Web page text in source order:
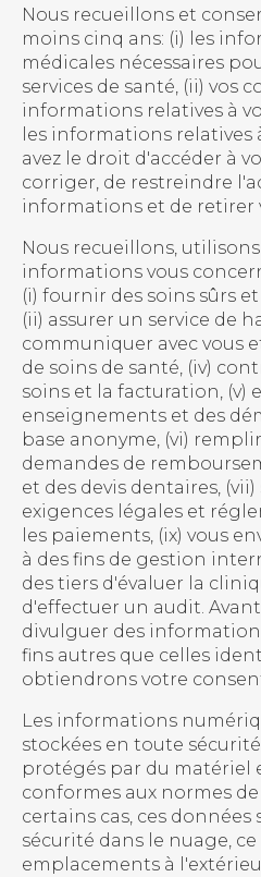
Nous recueillons et
moins cinq ans: (i) les
médicales nécessaires
services de santé, (ii) vos
informations relatives à
les informations relatives
avez le droit d'accéder à
corriger, de restreindre
informations et de retirer
Nous recueillons,
informations vous
(i) fournir des soins sûrs
(ii) assurer un service de
communiquer avec vous
de soins de santé, (iv)
soins et la facturation, (v)
enseignements et des
base anonyme, (vi)
demandes de
et des devis dentaires,
exigences légales et
les paiements, (ix) vous
à des fins de gestion
des tiers d'évaluer la
d'effectuer un audit.
divulguer des
fins autres que celles
obtiendrons votre
Les informations
stockées en toute
protégés par du matériel
conformes aux normes
certains cas, ces
sécurité dans le nuage,
emplacements à